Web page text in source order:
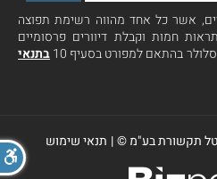
אשר כל אחד מהווה רשימת תפוצה
חמות וקבלת דיוורים פרסומיים
בהתאם למפורט בסעיף 10
בתנאי
תקשורת בע"מ ©| תנאי שימוש